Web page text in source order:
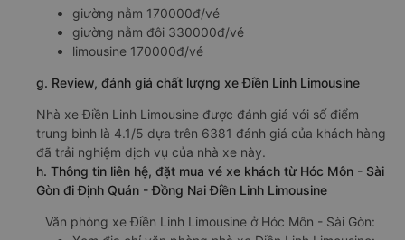
giường nằm 170000đ/vé
giường nằm đôi 330000đ/vé
limousine 170000đ/vé
g. Review, đánh giá chất lượng xe Điền Linh Limousine
Nhà xe Điền Linh Limousine được đánh giá với số điểm
trung bình là 4.1/5 dựa trên 6381 đánh giá của khách hàng
đã trải nghiệm dịch vụ của nhà xe này.
h. Thông tin liên hệ, đặt mua vé xe khách từ Hóc Môn - Sài
Gòn đi Định Quán - Đồng Nai Điền Linh Limousine
Văn phòng xe Điền Linh Limousine ở Hóc Môn - Sài Gòn: